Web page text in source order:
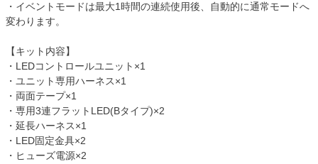
・イベントモードは最大1時間の連続使用後、自動的に通常モードへ
変わります。
【キット内容】
・LEDコントロールユニット×1
・ユニット専用ハーネス×1
・両面テープ×1
・専用3連フラットLED(Bタイプ)×2
・延長ハーネス×1
・LED固定金具×2
・ヒューズ電源×2